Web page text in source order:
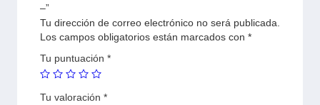
–”
Tu dirección de correo electrónico no será publicada.
Los campos obligatorios están marcados con *
Tu puntuación *
Tu valoración *